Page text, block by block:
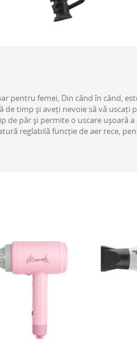
pentru femei, Din când în când,
timp și aveți nevoie să vă
de păr și permite o uscare ușoară
reglabilă funcție de aer rece,